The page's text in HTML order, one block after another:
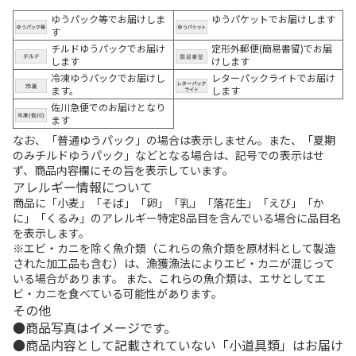
ゆうパック等でお届けしま
す
ゆうパケットでお届けします
チルドゆうパックでお届け
します
定形外郵便(簡易書留)でお届
けします
冷凍ゆうパックでお届けし
ます。
レターパックライトでお届け
します
佐川急便でのお届けとなり
ます
なお、「普通ゆうパック」の場合は表示しません。また、「夏期
のみチルドゆうパック」などとなる場合は、記号での表示はせ
ず、商品内容欄にその旨を表示しています。
アレルギー情報について
商品に「小麦」「そば」「卵」「乳」「落花生」「えび」「か
に」「くるみ」のアレルギー特定8品目を含んでいる場合に品目名
を表示します。
※エビ・カニを除く魚介類（これらの魚介類を原材料として製造
された加工品も含む）は、漁獲漁法によりエビ・カニが混じって
いる場合があります。 また、これらの魚介類は、エサとしてエ
ビ・カニを食べている可能性があります。
その他
商品写真はイメージです。
商品内容として記載されていない「小道具類」はお届け